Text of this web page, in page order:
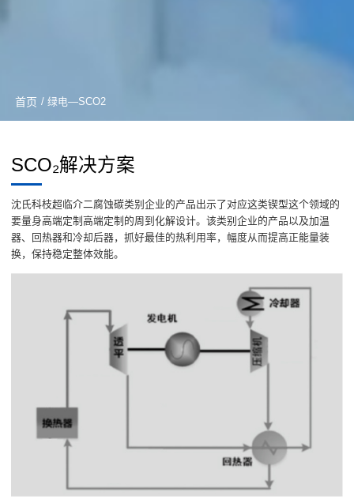
首页 / 绿电—SCO2
SCO₂解决方案
沈氏科枝超临介二腐蚀碳类别企业的产品出示了对应这类锲型这个领域的
要量身高端定制高端定制的周到化解设计。该类别企业的产品以及加温
器、回热器和冷却后器，抓好最佳的热利用率，幅度从而提高正能量装
换，保持稳定整体效能。